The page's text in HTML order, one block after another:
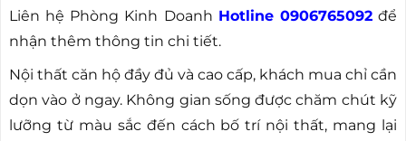
Liên hệ Phòng Kinh Doanh Hotline 0906765092để
nhận thêm thông tin chi tiết.
Nội thất căn hộ đầy đủ và cao cấp, khách mua chỉ cần
dọn vào ở ngay. Không gian sống được chăm chút kỹ
lưỡng từ màu sắc đến cách bố trí nội thất, mang lại